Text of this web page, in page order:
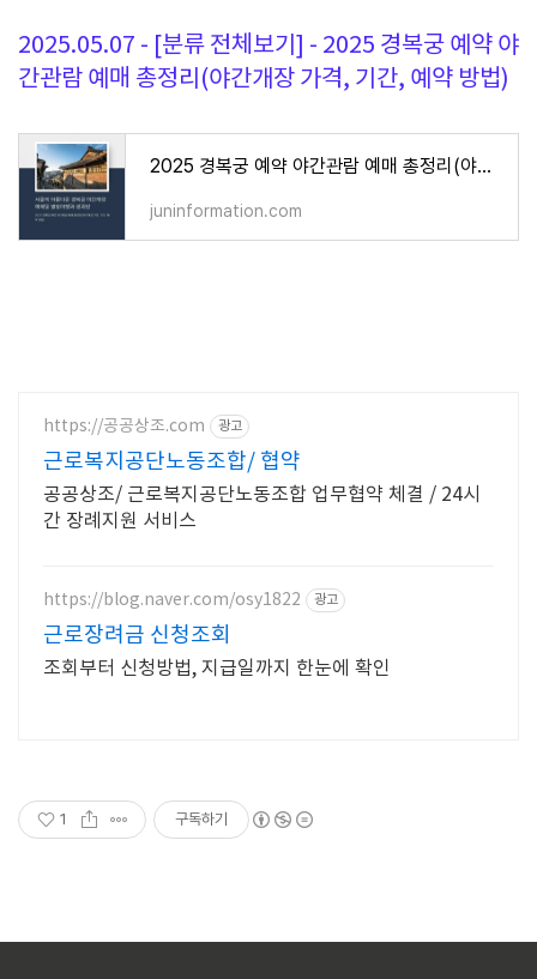
2025.05.07 - [분류 전체보기] - 2025 경복궁 예약 야
간관람 예매 총정리(야간개장 가격, 기간, 예약 방법)
2025 경복궁 예약 야간관람 예매 총정리(야간개장 가격, 기간, 예약 방법)
juninformation.com
https://공공상조.com 광고
근로복지공단노동조합/ 협약
공공상조/ 근로복지공단노동조합 업무협약 체결 / 24시
간 장례지원 서비스
https://blog.naver.com/osy1822 광고
근로장려금 신청조회
조회부터 신청방법, 지급일까지 한눈에 확인
1 구독하기